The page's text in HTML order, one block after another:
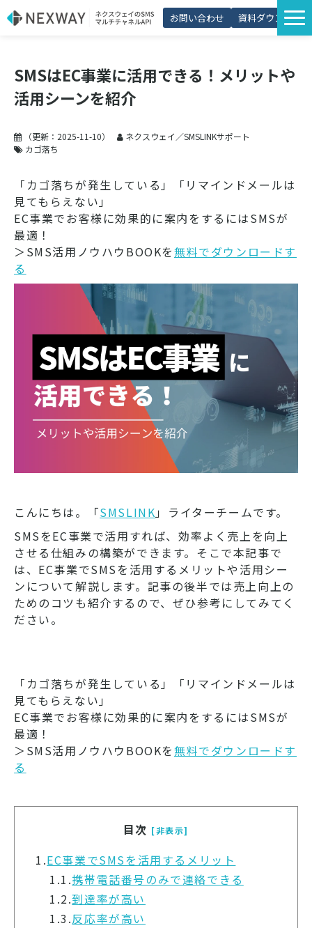
お問い合わせ 資料ダウンロード
選ばれる理由
プラン・価格
導入事例
コラム
パートナー制度
SMSはEC事業に活用できる！メリットや
活用シーンを紹介
（更新： 2025-11-10）
ネクスウェイ／SMSLINKサポート
カゴ落ち
「カゴ落ちが発生している」「リマインドメールは
見てもらえない」
EC事業でお客様に効果的に案内をするにはSMSが
最適！
＞SMS活用ノウハウBOOKを無料でダウンロードす
る
こんにちは。「SMSLINK」ライターチームです。
SMSをEC事業で活用すれば、効率よく売上を向上
させる仕組みの構築ができます。そこで本記事で
は、EC事業でSMSを活用するメリットや活用シー
ンについて解説します。記事の後半では売上向上の
ためのコツも紹介するので、ぜひ参考にしてみてく
ださい。
「カゴ落ちが発生している」「リマインドメールは
見てもらえない」
EC事業でお客様に効果的に案内をするにはSMSが
最適！
＞SMS活用ノウハウBOOKを無料でダウンロードす
る
目次 [非表示]
1.EC事業でSMSを活用するメリット
1.1.携帯電話番号のみで連絡できる
1.2.到達率が高い
1.3.反応率が高い